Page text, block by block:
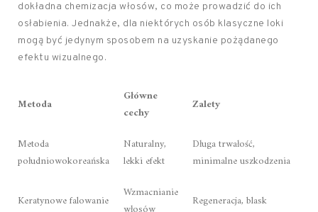
dokładna chemizacja włosów, co może prowadzić do ich
osłabienia. Jednakże, dla niektórych osób klasyczne loki
mogą być jedynym sposobem na uzyskanie pożądanego
efektu wizualnego.
Metoda
Główne
cechy
Zalety
Metoda
południowokoreańska
Naturalny,
lekki efekt
Długa trwałość,
minimalne uszkodzenia
Keratynowe falowanie
Wzmacnianie
Regeneracja, blask